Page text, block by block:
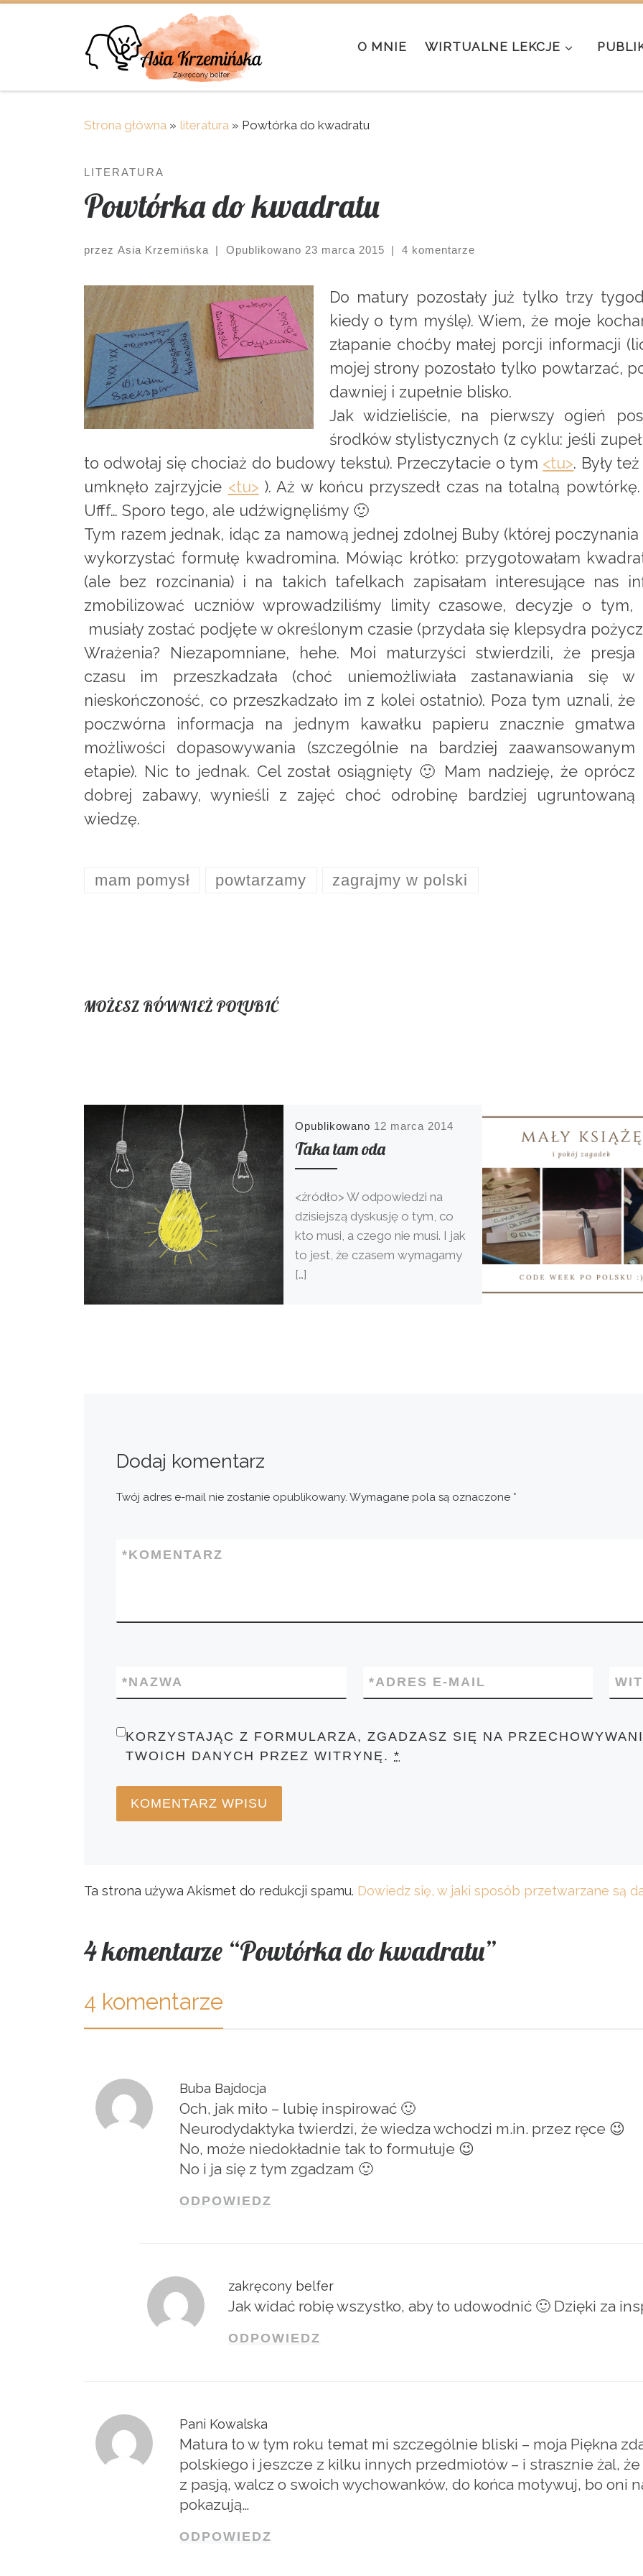
O MNIE WIRTUALNE LEKCJE
Strona główna » literatura » Powtórka do kwadratu
LITERATURA
Powtórka do kwadratu
przez Asia Krzemińska | Opublikowano 23 marca 2015 | 4 komentarze
Do matury pozostały już tylko trzy
kiedy o tym myślę). Wiem, że moje
złapanie choćby małej porcji informacji
mojej strony pozostało tylko powtarzać,
dawniej i zupełnie blisko.
Jak widzieliście, na pierwszy ogień
środków stylistycznych (z cyklu: jeśli
to odwołaj się chociaż do budowy tekstu). Przeczytacie o tym <tu>. Były
umknęło zajrzyjcie <tu> ). Aż w końcu przyszedł czas na totalną
Ufff… Sporo tego, ale udźwignęliśmy 🙂
Tym razem jednak, idąc za namową jednej zdolnej Buby (której
wykorzystać formułę kwadromina. Mówiąc krótko: przygotowałam
(ale bez rozcinania) i na takich tafelkach zapisałam interesujące nas
zmobilizować uczniów wprowadziliśmy limity czasowe, decyzje o
musiały zostać podjęte w określonym czasie (przydała się klepsydra
Wrażenia? Niezapomniane, hehe. Moi maturzyści stwierdzili, że presja
czasu im przeszkadzała (choć uniemożliwiała zastanawiania się w
nieskończoność, co przeszkadzało im z kolei ostatnio). Poza tym uznali, że
poczwórna informacja na jednym kawałku papieru znacznie gmatwa
możliwości dopasowywania (szczególnie na bardziej zaawansowanym
etapie). Nic to jednak. Cel został osiągnięty 🙂 Mam nadzieję, że oprócz
dobrej zabawy, wynieśli z zajęć choć odrobinę bardziej ugruntowaną
wiedzę.
mam pomysł powtarzamy zagrajmy w polski
MOŻESZ RÓWNIEŻ POLUBIĆ
Opublikowano 12 marca 2014
Taka tam oda
<źródło> W odpowiedzi na
dzisiejszą dyskusję o tym, co
kto musi, a czego nie musi. I jak
to jest, że czasem wymagamy
[…]
Dodaj komentarz
Twój adres e-mail nie zostanie opublikowany. Wymagane pola są oznaczone *
KOMENTARZ
*
NAZWA
* ADRES E-MAIL
*
KORZYSTAJĄC Z FORMULARZA, ZGADZASZ SIĘ NA
TWOICH DANYCH PRZEZ WITRYNĘ.*
Ta strona używa Akismet do redukcji spamu. Dowiedz się, w jaki sposób przetwarzane są
4 komentarze “Powtórka do kwadratu”
4 komentarze
Buba Bajdocja
Och, jak miło – lubię inspirować 🙂
Neurodydaktyka twierdzi, że wiedza wchodzi m.in. przez ręce 😉
No, może niedokładnie tak to formułuje 😉
No i ja się z tym zgadzam 🙂
ODPOWIEDZ
zakręcony belfer
Jak widać robię wszystko, aby to udowodnić 🙂 Dzięki za
ODPOWIEDZ
Pani Kowalska
Matura to w tym roku temat mi szczególnie bliski – moja Piękna
polskiego i jeszcze z kilku innych przedmiotów – i strasznie żal,
z pasją, walcz o swoich wychowanków, do końca motywuj, bo oni
pokazują…
ODPOWIEDZ